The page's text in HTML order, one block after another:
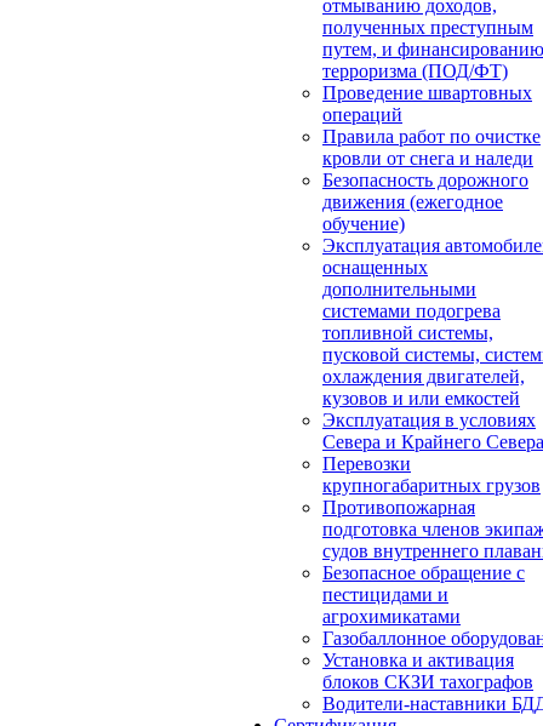
отмыванию доходов,
полученных преступным
путем, и финансированию
терроризма (ПОД/ФТ)
Проведение швартовных
операций
Правила работ по очистке
кровли от снега и наледи
Безопасность дорожного
движения (ежегодное
обучение)
Эксплуатация
оснащенных
дополнительными
системами подогрева
топливной системы,
пусковой системы,
охлаждения двигателей,
кузовов и или емкостей
Эксплуатация в условиях
Севера и Крайнего Севера
Перевозки
крупногабаритных грузов
Противопожарная
подготовка членов
судов внутреннего
Безопасное обращение с
пестицидами и
агрохимикатами
Газобаллонное
Установка и активация
блоков СКЗИ тахографов
Водители-наставники